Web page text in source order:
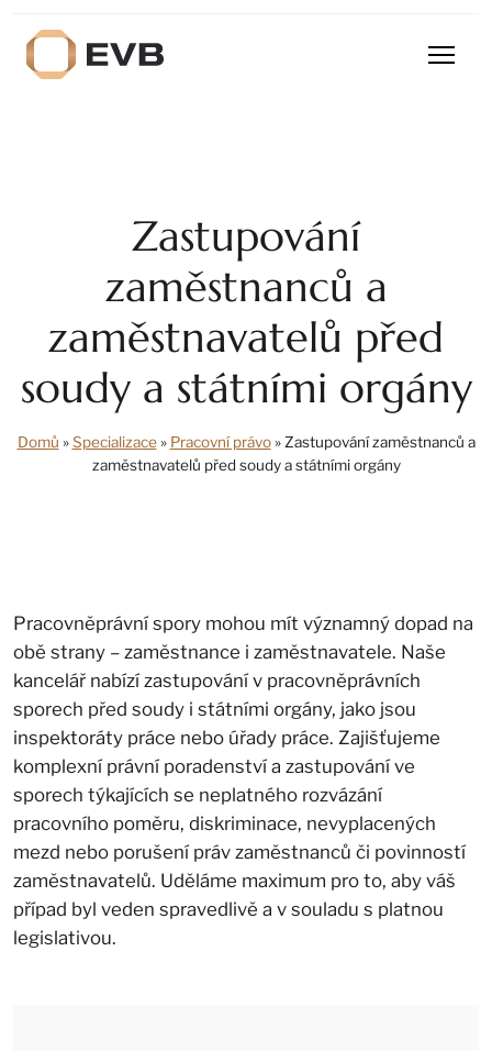
Zastupování
zaměstnanců a
zaměstnavatelů před
soudy a státními orgány
Domů »Specializace» Pracovní právo»Zastupování zaměstnanců a
zaměstnavatelů před soudy a státními orgány
Pracovněprávní spory mohou mít významný dopad na
obě strany – zaměstnance i zaměstnavatele. Naše
kancelář nabízí zastupování v pracovněprávních
sporech před soudy i státními orgány, jako jsou
inspektoráty práce nebo úřady práce. Zajišťujeme
komplexní právní poradenství a zastupování ve
sporech týkajících se neplatného rozvázání
pracovního poměru, diskriminace, nevyplacených
mezd nebo porušení práv zaměstnanců či povinností
zaměstnavatelů. Uděláme maximum pro to, aby váš
případ byl veden spravedlivě a v souladu s platnou
legislativou.